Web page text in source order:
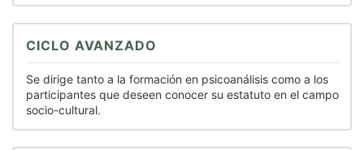
CICLO AVANZADO
Se dirige tanto a la formación en psicoanálisis como a los
participantes que deseen conocer su estatuto en el campo
socio-cultural.